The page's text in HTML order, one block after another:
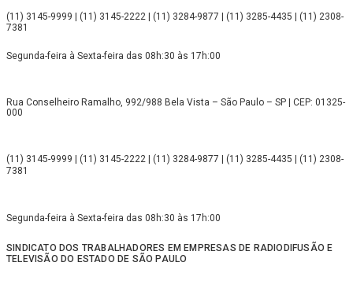
(11) 3145-9999 | (11) 3145-2222 | (11) 3284-9877 | (11) 3285-4435 | (11) 2308-
7381
Segunda-feira à Sexta-feira das 08h:30 às 17h:00
Rua Conselheiro Ramalho, 992/988 Bela Vista – São Paulo – SP | CEP: 01325-
000
(11) 3145-9999 | (11) 3145-2222 | (11) 3284-9877 | (11) 3285-4435 | (11) 2308-
7381
Segunda-feira à Sexta-feira das 08h:30 às 17h:00
SINDICATO DOS TRABALHADORES EM EMPRESAS DE RADIODIFUSÃO E
TELEVISÃO DO ESTADO DE SÃO PAULO